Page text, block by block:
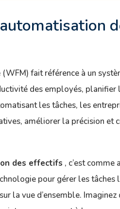
fait référence à un
des employés,
les tâches, les
améliorer la précision et
des effectifs , c’est
pour gérer les tâches
la vue d’ensemble.